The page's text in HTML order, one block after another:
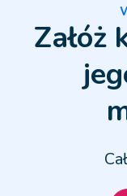
Załóż